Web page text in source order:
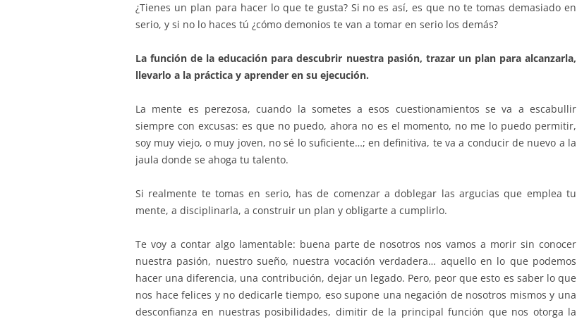
¿Tienes un plan para hacer lo que te gusta? Si no es así, es que no te tomas demasiado en
serio, y si no lo haces tú ¿cómo demonios te van a tomar en serio los demás?
La función de la educación para descubrir nuestra pasión, trazar un plan para alcanzarla,
llevarlo a la práctica y aprender en su ejecución.
La mente es perezosa, cuando la sometes a esos cuestionamientos se va a escabullir
siempre con excusas: es que no puedo, ahora no es el momento, no me lo puedo permitir,
soy muy viejo, o muy joven, no sé lo suficiente…; en definitiva, te va a conducir de nuevo a la
jaula donde se ahoga tu talento.
Si realmente te tomas en serio, has de comenzar a doblegar las argucias que emplea tu
mente, a disciplinarla, a construir un plan y obligarte a cumplirlo.
Te voy a contar algo lamentable: buena parte de nosotros nos vamos a morir sin conocer
nuestra pasión, nuestro sueño, nuestra vocación verdadera… aquello en lo que podemos
hacer una diferencia, una contribución, dejar un legado. Pero, peor que esto es saber lo que
nos hace felices y no dedicarle tiempo, eso supone una negación de nosotros mismos y una
desconfianza en nuestras posibilidades, dimitir de la principal función que nos otorga la